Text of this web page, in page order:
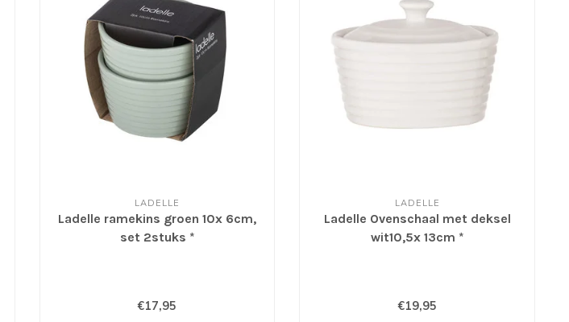
LADELLE
Ladelle ramekins groen 10x 6cm,
set 2stuks *
€17,95
LADELLE
Ladelle Ovenschaal met deksel
wit10,5x 13cm *
€19,95